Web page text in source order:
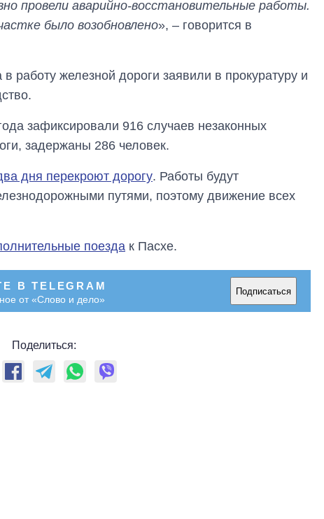
провели аварийно-восстановительные работы.
было возобновлено», – говорится в
работу железной дороги заявили в прокуратуру и
зафиксировали 916 случаев незаконных
задержаны 286 человек.
дня перекроют дорогу. Работы будут
путями, поэтому движение всех
поезда к Пасхе.
В TELEGRAM
от «Слово и дело»
Подписаться
Поделиться:
Экономика ИИ-
OpenAI и Anthropic